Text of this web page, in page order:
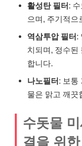
활성탄 필터:
으며, 주기적으
역삼투압 필터:
치되며, 정수된
합니다.
나노필터: 보통
물은 맑고 깨끗
수돗물
결을 위